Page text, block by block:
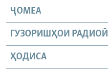
ҶОМEА
ГУЗОРИШҲОИ РАДИОӢ
ҲОДИСА